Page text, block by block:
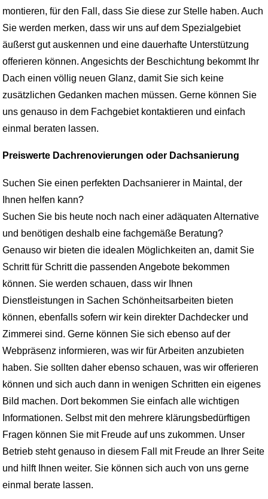
montieren, für den Fall, dass Sie diese zur Stelle haben. Auch
Sie werden merken, dass wir uns auf dem Spezialgebiet
äußerst gut auskennen und eine dauerhafte Unterstützung
offerieren können. Angesichts der Beschichtung bekommt Ihr
Dach einen völlig neuen Glanz, damit Sie sich keine
zusätzlichen Gedanken machen müssen. Gerne können Sie
uns genauso in dem Fachgebiet kontaktieren und einfach
einmal beraten lassen.
Preiswerte Dachrenovierungen oder Dachsanierung
Suchen Sie einen perfekten Dachsanierer in Maintal, der
Ihnen helfen kann?
Suchen Sie bis heute noch nach einer adäquaten Alternative
und benötigen deshalb eine fachgemäße Beratung?
Genauso wir bieten die idealen Möglichkeiten an, damit Sie
Schritt für Schritt die passenden Angebote bekommen
können. Sie werden schauen, dass wir Ihnen
Dienstleistungen in Sachen Schönheitsarbeiten bieten
können, ebenfalls sofern wir kein direkter Dachdecker und
Zimmerei sind. Gerne können Sie sich ebenso auf der
Webpräsenz informieren, was wir für Arbeiten anzubieten
haben. Sie sollten daher ebenso schauen, was wir offerieren
können und sich auch dann in wenigen Schritten ein eigenes
Bild machen. Dort bekommen Sie einfach alle wichtigen
Informationen. Selbst mit den mehrere klärungsbedürftigen
Fragen können Sie mit Freude auf uns zukommen. Unser
Betrieb steht genauso in diesem Fall mit Freude an Ihrer Seite
und hilft Ihnen weiter. Sie können sich auch von uns gerne
einmal berate lassen.